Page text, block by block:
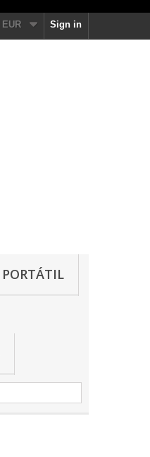
Sign in
EUR
PORTÁTIL